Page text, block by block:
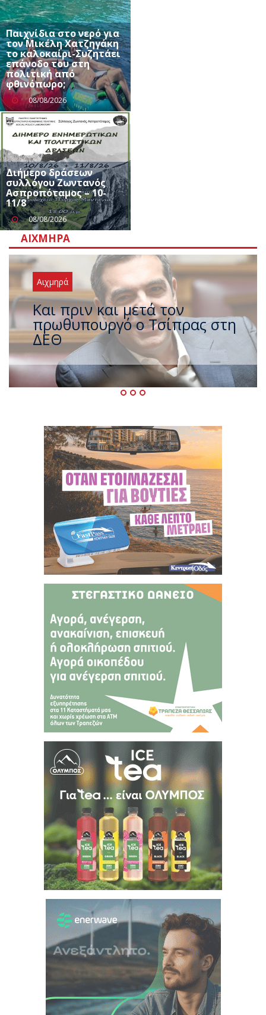
Παιχνίδια στο νερό για
τον Μικέλη Χατζηγάκη
το καλοκαίρι-Συζητάει
επάνοδο του στη
πολιτική από
φθινόπωρο;
08/08/2026
Διήμερο δράσεων
συλλόγου Ζωντανός
Ασπροπόταμος – 10-
11/8
08/08/2026
ΑΙΧΜΗΡΆ
Αιχμηρά
Έρχεται νέο ισχυρό κύμα
ζέστης με 40 βαθμούς Κελσίου
– Ο καιρός έως τον
Δεκαπενταύγουστο